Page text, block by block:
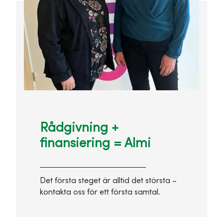
Rådgivning +
finansiering = Almi
Det första steget är alltid det största –
kontakta oss för ett första samtal.